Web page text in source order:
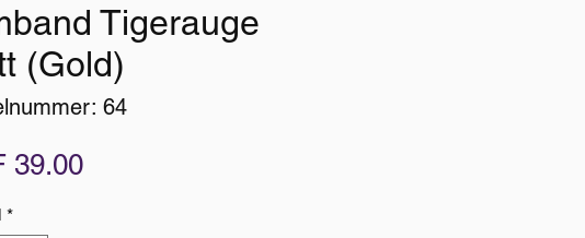
Tigerauge
(Gold)
64
39.00Preis
*